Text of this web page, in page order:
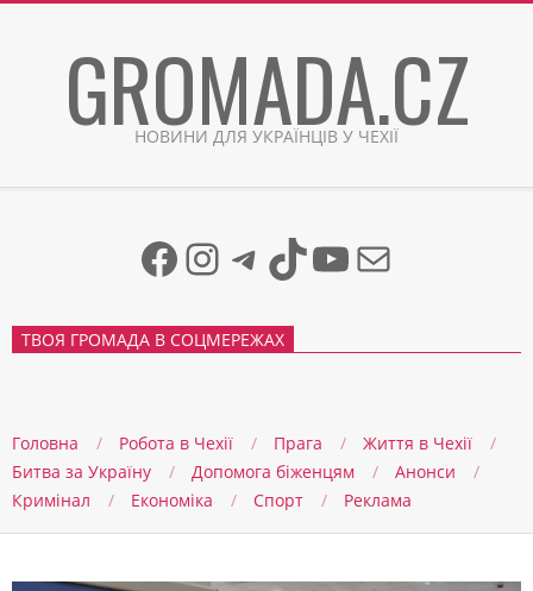
GROMADA.CZ
НОВИНИ ДЛЯ УКРАЇНЦІВ У ЧЕХІЇ
Facebook
Instagram
Telegram
TikTok
YouTube
Mail
ТВОЯ ГРОМАДА В СОЦМЕРЕЖАХ
Головна Робота в Чехії Прага
Життя в Чеxії
Битва за Україну
Допомога біженцям
Анонси
Кримінал
Економіка Спорт Реклама